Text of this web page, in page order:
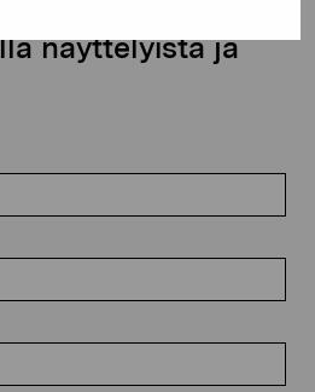
näyttelyistä ja